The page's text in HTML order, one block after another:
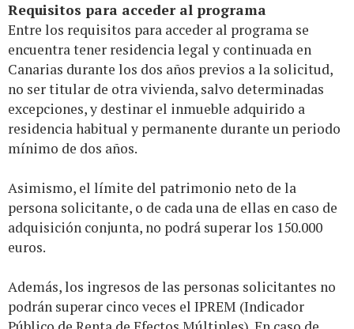
Requisitos para acceder al programa
Entre los requisitos para acceder al programa se
encuentra tener residencia legal y continuada en
Canarias durante los dos años previos a la solicitud,
no ser titular de otra vivienda, salvo determinadas
excepciones, y destinar el inmueble adquirido a
residencia habitual y permanente durante un periodo
mínimo de dos años.
Asimismo, el límite del patrimonio neto de la
persona solicitante, o de cada una de ellas en caso de
adquisición conjunta, no podrá superar los 150.000
euros.
Además, los ingresos de las personas solicitantes no
podrán superar cinco veces el IPREM (Indicador